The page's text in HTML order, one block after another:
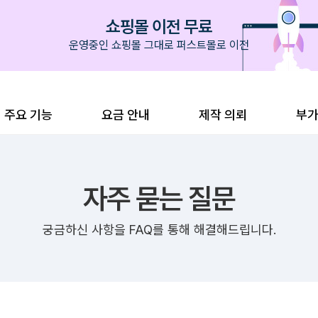
쇼핑몰 이전 무료
운영중인 쇼핑몰 그대로 퍼스트몰로 이전
주요 기능 요금 안내 제작 의뢰 부
자주 묻는 질문
궁금하신 사항을 FAQ를 통해 해결해드립니다.